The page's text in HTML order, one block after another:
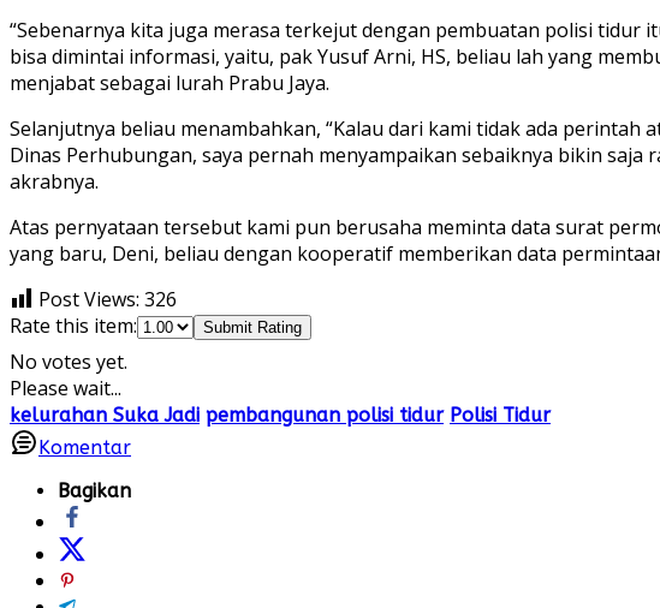
“Sebenarnya kita juga merasa terkejut dengan pembuatan polisi
bisa dimintai informasi, yaitu, pak Yusuf Arni, HS, beliau lah yang
menjabat sebagai lurah Prabu Jaya.
Selanjutnya beliau menambahkan, “Kalau dari kami tidak ada
Dinas Perhubungan, saya pernah menyampaikan sebaiknya bikin
akrabnya.
Atas pernyataan tersebut kami pun berusaha meminta data surat
yang baru, Deni, beliau dengan kooperatif memberikan data
Post Views: 326
Rate this item:
Submit Rating
No votes yet.
Please wait...
kelurahan Suka Jadi pembangunan polisi tidur Polisi Tidur
Komentar
Bagikan